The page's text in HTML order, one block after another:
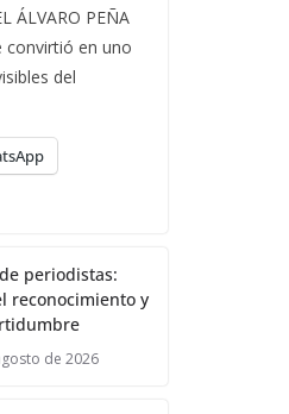
ÁLVARO PEÑA
convirtió en uno
del
periodistas:
reconocimiento y
de 2026